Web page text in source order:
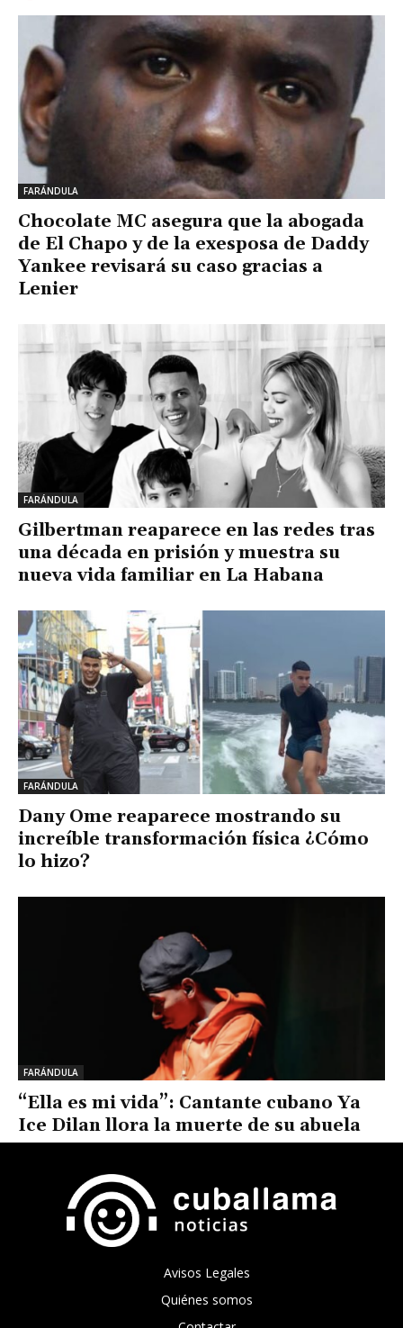
FARÁNDULA
Chocolate MC asegura que la abogada
de El Chapo y de la exesposa de Daddy
Yankee revisará su caso gracias a
Lenier
FARÁNDULA
Gilbertman reaparece en las redes tras
una década en prisión y muestra su
nueva vida familiar en La Habana
FARÁNDULA
Dany Ome reaparece mostrando su
increíble transformación física ¿Cómo
lo hizo?
FARÁNDULA
“Ella es mi vida”: Cantante cubano Ya
Ice Dilan llora la muerte de su abuela
Avisos Legales
Quiénes somos